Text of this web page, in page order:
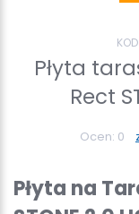
Płyta
Rect
Ocen: 0
Płyta na